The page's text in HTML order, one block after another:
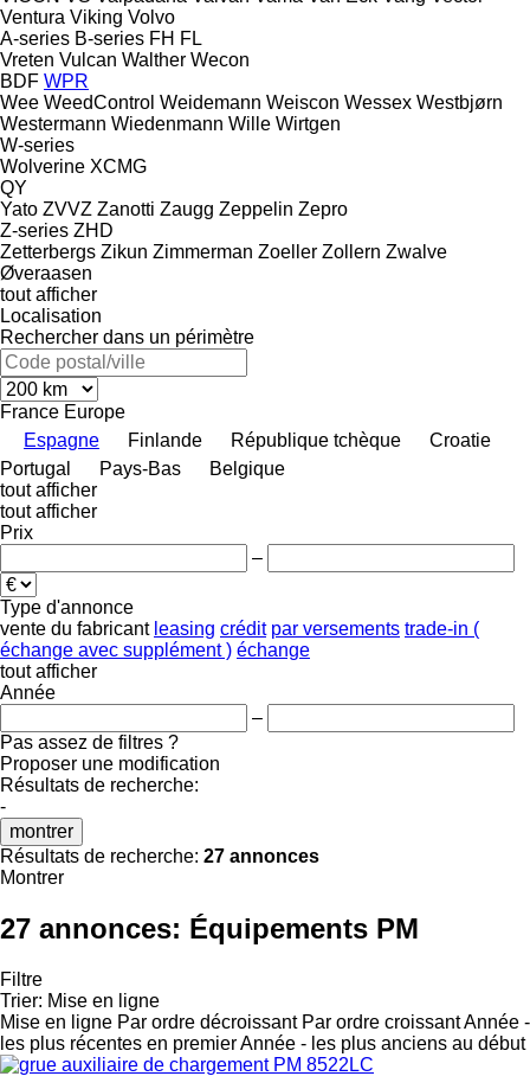
Ventura Viking Volvo
A-series B-series FH FL
Vreten Vulcan Walther Wecon
BDF WPR
Wee WeedControl Weidemann Weiscon Wessex Westbjørn
Westermann Wiedenmann Wille Wirtgen
W-series
Wolverine XCMG
QY
Yato ZVVZ Zanotti Zaugg Zeppelin Zepro
Z-series ZHD
Zetterbergs Zikun Zimmerman Zoeller Zollern Zwalve
Øveraasen
tout afficher
Localisation
Rechercher dans un périmètre
France Europe
Espagne
Finlande République tchèque
Croatie
Portugal
Pays-Bas
Belgique
tout afficher
tout afficher
Prix
–
Type d'annonce
vente du fabricant leasing crédit par versements trade-in (
échange avec supplément ) échange
tout afficher
Année
–
Pas assez de filtres ?
Proposer une modification
Résultats de recherche:
-
montrer
Résultats de recherche: 27 annonces
Montrer
27 annonces: Équipements PM
Filtre
Trier: Mise en ligne
Mise en ligne Par ordre décroissant Par ordre croissantAnnée -
les plus récentes en premierAnnée - les plus anciens au début